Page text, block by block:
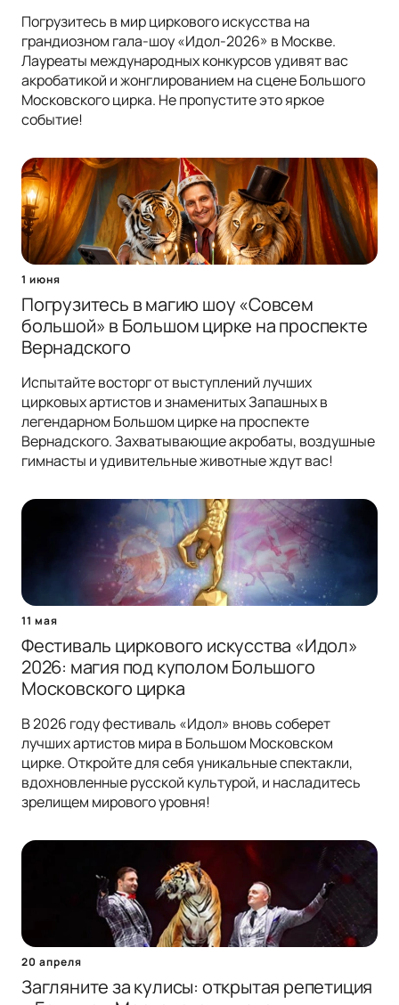
Погрузитесь в мир циркового искусства на
грандиозном гала-шоу «Идол-2026» в Москве.
Лауреаты международных конкурсов удивят вас
акробатикой и жонглированием на сцене Большого
Московского цирка. Не пропустите это яркое
событие!
1 июня
Погрузитесь в магию шоу «Совсем
большой» в Большом цирке на проспекте
Вернадского
Испытайте восторг от выступлений лучших
цирковых артистов и знаменитых Запашных в
легендарном Большом цирке на проспекте
Вернадского. Захватывающие акробаты, воздушные
гимнасты и удивительные животные ждут вас!
11 мая
Фестиваль циркового искусства «Идол»
2026: магия под куполом Большого
Московского цирка
В 2026 году фестиваль «Идол» вновь соберет
лучших артистов мира в Большом Московском
цирке. Откройте для себя уникальные спектакли,
вдохновленные русской культурой, и насладитесь
зрелищем мирового уровня!
20 апреля
Загляните за кулисы: открытая репетиция